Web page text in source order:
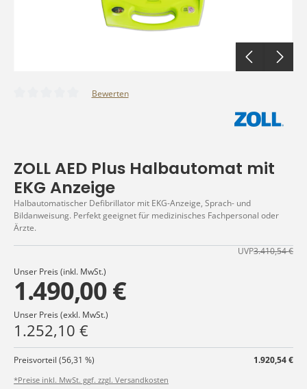
Bewerten
ZOLL AED Plus Halbautomat mit
EKG Anzeige
Halbautomatischer Defibrillator mit EKG-Anzeige, Sprach- und
Bildanweisung. Perfekt geeignet für medizinisches Fachpersonal oder
Ärzte.
UVP3.410,54 €
Unser Preis (inkl. MwSt.)
1.490,00 €
Unser Preis (exkl. MwSt.)
1.252,10 €
Preisvorteil (56,31 %) 1.920,54 €
*Preise inkl. MwSt. ggf. zzgl. Versandkosten